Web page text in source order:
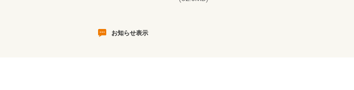
お知らせ表示